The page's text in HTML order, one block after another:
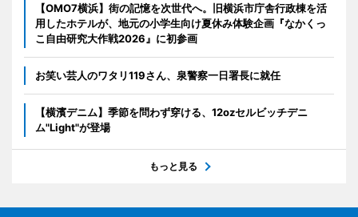
【OMO7横浜】街の記憶を次世代へ。旧横浜市庁舎行政棟を活
用したホテルが、地元の小学生向け夏休み体験企画『なかくっ
こ自由研究大作戦2026』に初参画
お笑い芸人のワタリ119さん、泉警察一日署長に就任
【横濱デニム】季節を問わず穿ける、12ozセルビッチデニ
ム"Light"が登場
もっと見る